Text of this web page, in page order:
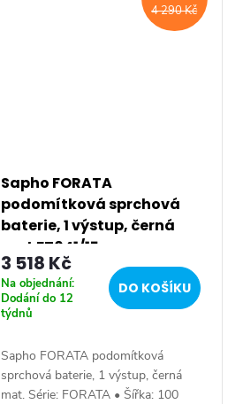
4 290 Kč
Sapho FORATA
podomítková sprchová
baterie, 1 výstup, černá
mat FT041/15
3 518 Kč
Na objednání:
Dodání do 12
týdnů
DO KOŠÍKU
Sapho FORATA podomítková
sprchová baterie, 1 výstup, černá
mat. Série: FORATA • Šířka: 100